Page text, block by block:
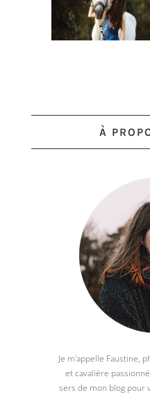
À
Je m'appelle Faustine,
et cavalière
sers de mon blog pour